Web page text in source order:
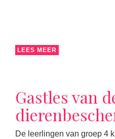
LEES MEER
Gastles van
De leerlingen van groep 4